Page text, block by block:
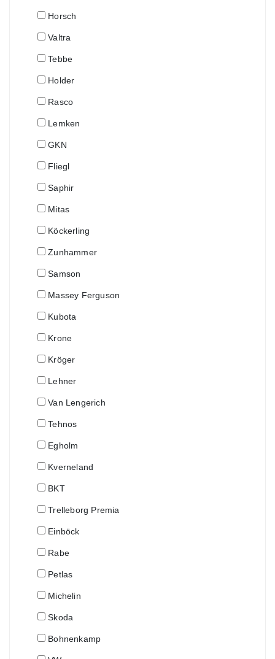
Horsch
Valtra
Tebbe
Holder
Rasco
Lemken
GKN
Fliegl
Saphir
Mitas
Köckerling
Zunhammer
Samson
Massey Ferguson
Kubota
Krone
Kröger
Lehner
Van Lengerich
Tehnos
Egholm
Kverneland
BKT
Trelleborg Premia
Einböck
Rabe
Petlas
Michelin
Skoda
Bohnenkamp